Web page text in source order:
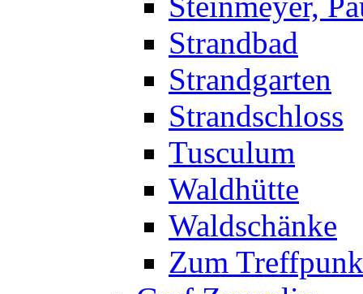
Strandbad
Strandgarten
Strandschloss
Tusculum
Waldhütte
Waldschänke
Zum